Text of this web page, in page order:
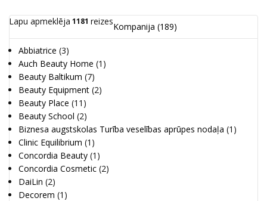
Lapu apmeklēja 1181 reizesKompanija (189)
Abbiatrice (3)
Auch Beauty Home (1)
Beauty Baltikum (7)
Beauty Equipment (2)
Beauty Place (11)
Beauty School (2)
Biznesa augstskolas Turība veselības aprūpes nodaļa (1)
Clinic Equilibrium (1)
Concordia Beauty (1)
Concordia Cosmetic (2)
DaiLin (2)
Decorem (1)